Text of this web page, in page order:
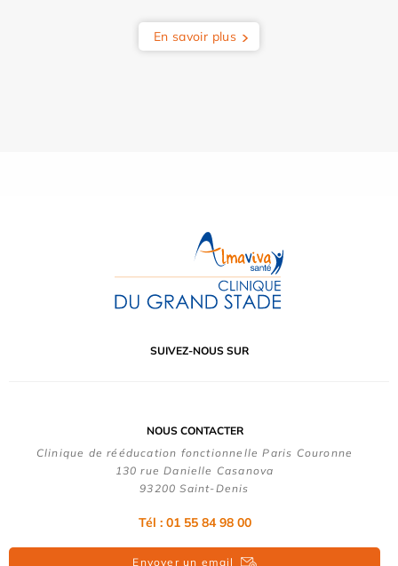
En savoir plus
SUIVEZ-NOUS SUR
NOUS CONTACTER
Clinique de rééducation fonctionnelle Paris Couronne
130 rue Danielle Casanova
93200 Saint-Denis
Tél : 01 55 84 98 00
Envoyer un email